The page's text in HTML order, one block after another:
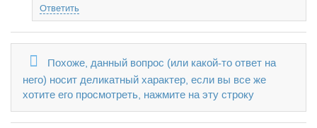
Ответить
Похоже, данный вопрос (или какой-то ответ на
него) носит деликатный характер, если вы все же
хотите его просмотреть, нажмите на эту строку